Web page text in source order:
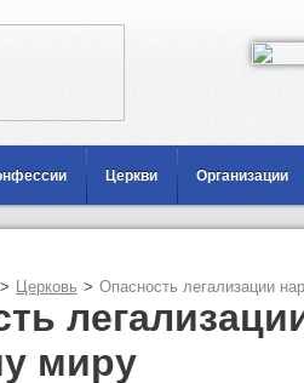
Церкви Организации
> Церковь > Опасность легализации
миру